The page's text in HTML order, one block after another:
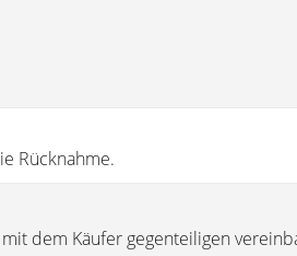
Rücknahme.
dem Käufer gegenteiligen